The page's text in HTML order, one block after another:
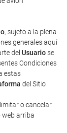
, sujeto a la plena
generales aquí
del Usuariose
Condiciones
estas
del Sitio
o cancelar
web arriba